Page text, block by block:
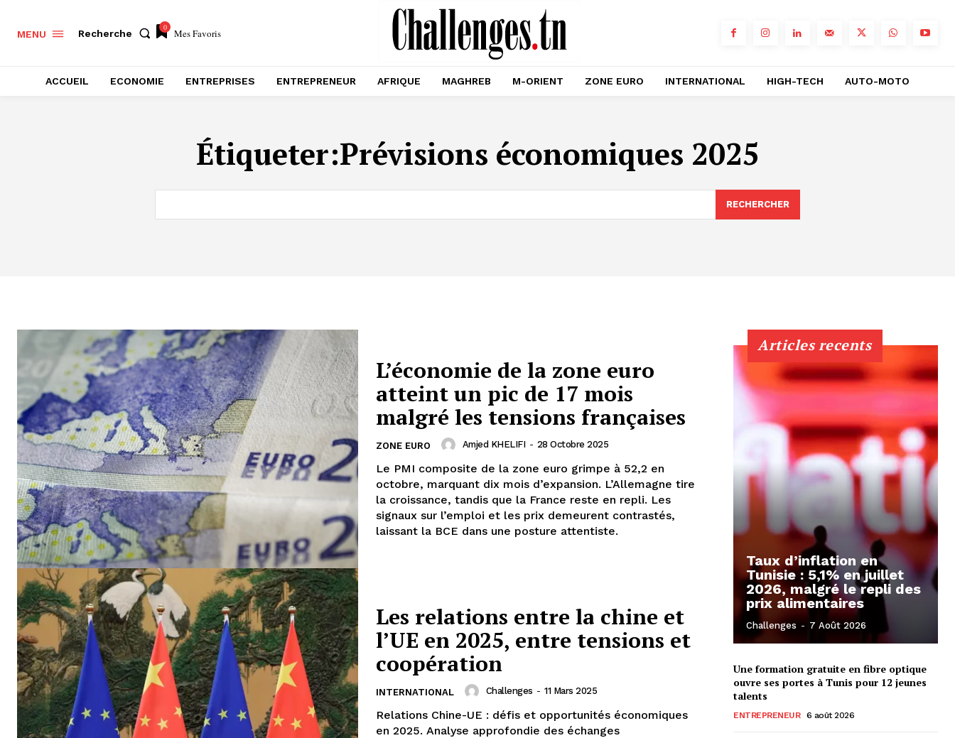
MENU Recherche
0 Mes Favoris
ACCUEIL ECONOMIE ENTREPRISES ENTREPRENEUR AFRIQUE MAGHREB M-ORIENT ZONE EURO INTERNATIONAL HIGH-TECH AUTO-MOTO
Étiqueter:Prévisions économiques 2025
RECHERCHER
L’économie de la zone euro
atteint un pic de 17 mois
malgré les tensions françaises
ZONE EURO Amjed KHELIFI - 28 Octobre 2025
Le PMI composite de la zone euro grimpe à 52,2 en
octobre, marquant dix mois d’expansion. L’Allemagne tire
la croissance, tandis que la France reste en repli. Les
signaux sur l’emploi et les prix demeurent contrastés,
laissant la BCE dans une posture attentiste.
Les relations entre la chine et
l’UE en 2025, entre tensions et
coopération
INTERNATIONAL Challenges - 11 Mars 2025
Relations Chine-UE : défis et opportunités économiques
en 2025. Analyse approfondie des échanges
Articles recents
Taux d’inflation en
Tunisie : 5,1% en juillet
2026, malgré le repli des
prix alimentaires
Challenges - 7 Août 2026
Une formation gratuite en fibre optique
ouvre ses portes à Tunis pour 12 jeunes
talents
ENTREPRENEUR 6 août 2026